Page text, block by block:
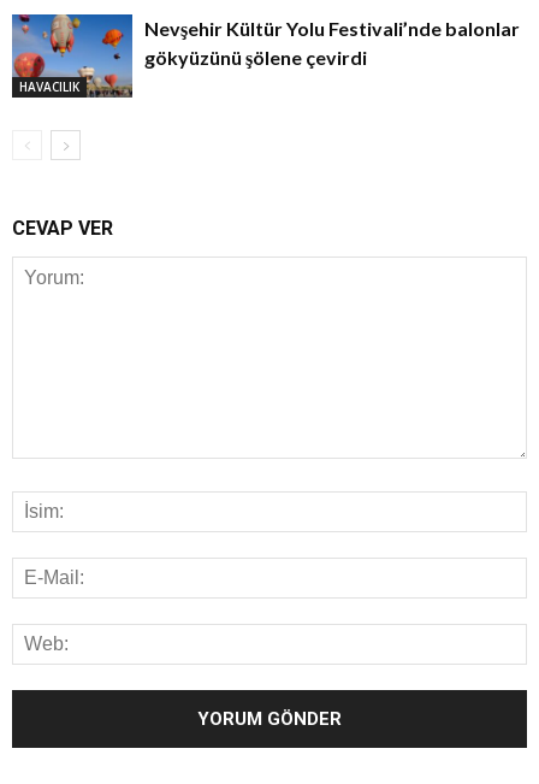
HAVACILIK
Nevşehir Kültür Yolu Festivali’nde balonlar
gökyüzünü şölene çevirdi
CEVAP VER